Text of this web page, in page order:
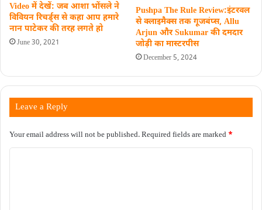
Video में देखें: जब आशा भोंसले ने
विवियन रिचर्ड्स से कहा आप हमारे
नान पाटेकर की तरह लगते हो
June 30, 2021
Pushpa The Rule Review:इंटरवल
से क्लाइमैक्स तक गूजबंप्स, Allu
Arjun और Sukumar की दमदार
जोड़ी का मास्टरपीस
December 5, 2024
Leave a Reply
Your email address will not be published.Required fields are marked *